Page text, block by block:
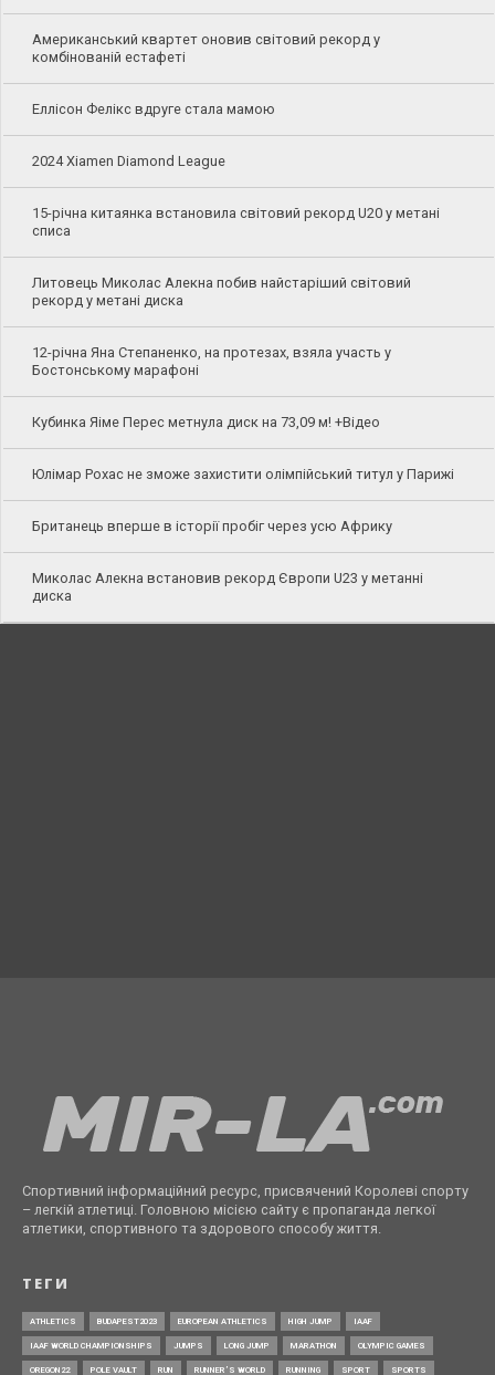
Американський квартет оновив світовий рекорд у
комбінованій естафеті
Еллісон Фелікс вдруге стала мамою
2024 Xiamen Diamond League
15-річна китаянка встановила світовий рекорд U20 у метані
списа
Литовець Миколас Алекна побив найстаріший світовий
рекорд у метані диска
12-річна Яна Степаненко, на протезах, взяла участь у
Бостонському марафоні
Кубинка Яіме Перес метнула диск на 73,09 м! +Відео
Юлімар Рохас не зможе захистити олімпійський титул у Парижі
Британець вперше в історії пробіг через усю Африку
Миколас Алекна встановив рекорд Європи U23 у метанні
диска
Спортивний інформаційний ресурс, присвячений Королеві спорту
– легкій атлетиці. Головною місією сайту є пропаганда легкої
атлетики, спортивного та здорового способу життя.
ТЕГИ
ATHLETICS BUDAPEST2023 EUROPEAN ATHLETICS HIGH JUMP IAAF
IAAF WORLD CHAMPIONSHIPS JUMPS LONG JUMP MARATHON OLYMPIC GAMES
OREGON22 POLE VAULT RUN RUNNER’S WORLD RUNNING SPORT SPORTS